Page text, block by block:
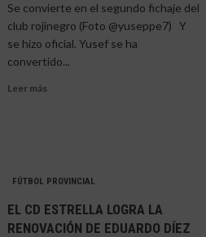
Se convierte en el segundo fichaje del
club rojinegro (Foto @yuseppe7) Y
se hizo oficial. Yusef se ha
convertido...
Leer másLeer
CASA
FÚTBOL PROVINCIAL
EL CD ESTRELLA LOGRA LA
RENOVACIÓN DE EDUARDO DÍEZ